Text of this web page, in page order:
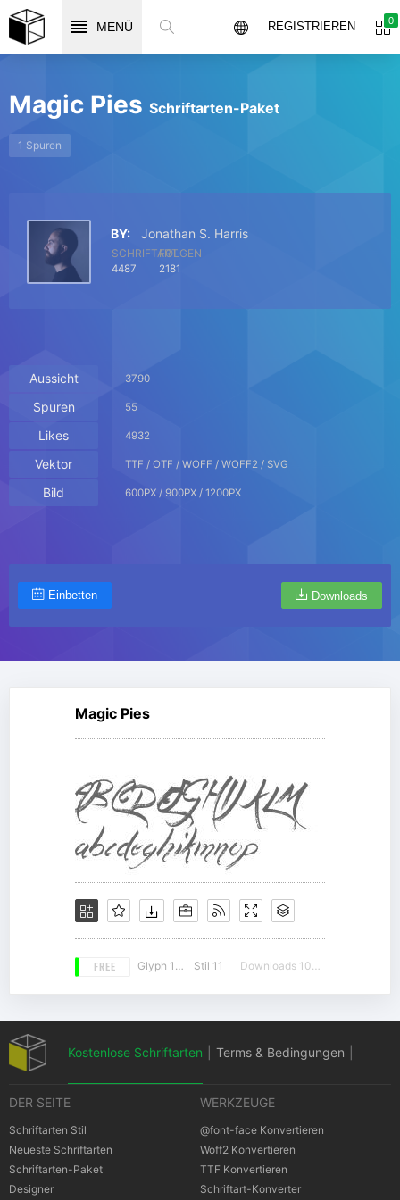
MENÜ 0
REGISTRIEREN
Magic Pies Schriftarten-Paket
1 Spuren
BY: Jonathan S. Harris
SCHRIFTART
4487
FOLGEN
2181
Aussicht 3790
Spuren 55
Likes 4932
Vektor TTF / OTF / WOFF / WOFF2 / SVG
Bild 600PX / 900PX / 1200PX
Einbetten Downloads
Magic Pies
FREE Glyph 108 Stil 11 Downloads 10633
Kostenlose Schriftarten Terms & Bedingungen
Cookies Bestimmungen | Urheberrechte
DER SEITE
Schriftarten Stil
Neueste Schriftarten
Schriftarten-Paket
Designer
WERKZEUGE
@font-face Konvertieren
Woff2 Konvertieren
TTF Konvertieren
Schriftart-Konverter